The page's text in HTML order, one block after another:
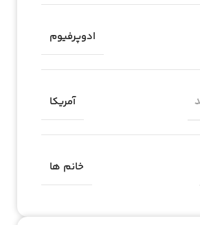
ادوپرفیوم
آمریکا
خانم ها